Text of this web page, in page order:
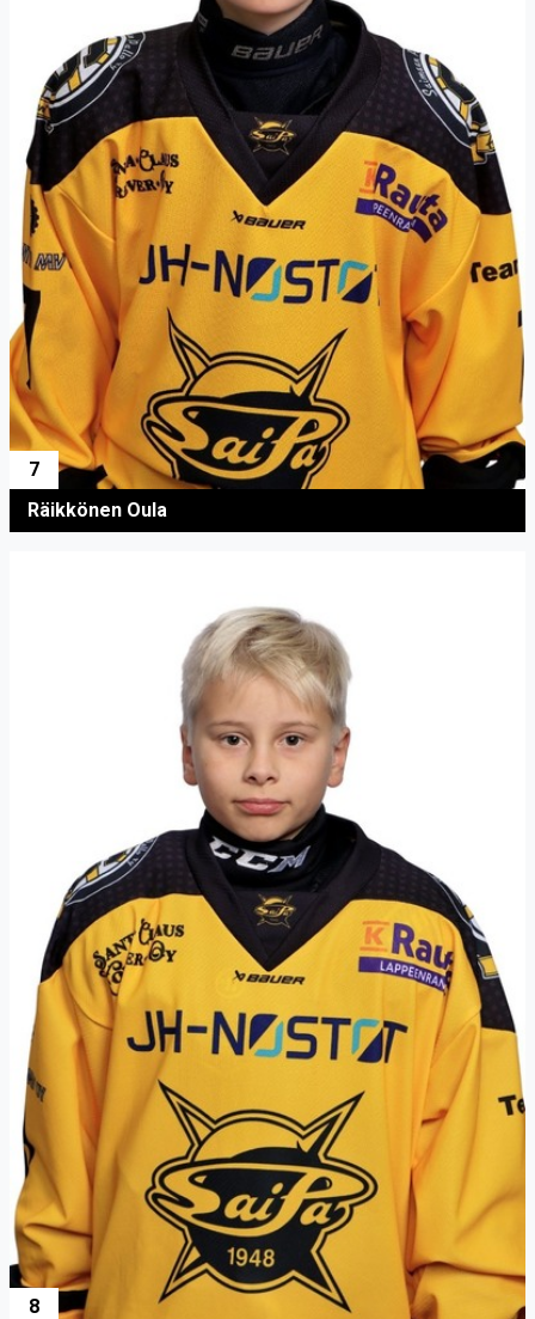
7
Räikkönen Oula
8